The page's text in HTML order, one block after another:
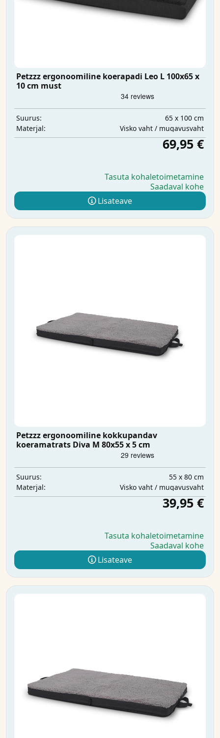
Petzzz ergonoomiline koerapadi Leo L 100x65 x
10 cm must
Suurus:
65 x 100 cm
Materjal:
Visko vaht / mugavusvaht
69,95 €
Tasuta kohaletoimetamine
Saadaval kohe
Lisateave
Petzzz ergonoomiline kokkupandav
koeramatrats Diva M 80x55 x 5 cm
Suurus:
55 x 80 cm
Materjal:
Visko vaht / mugavusvaht
39,95 €
Tasuta kohaletoimetamine
Saadaval kohe
Lisateave